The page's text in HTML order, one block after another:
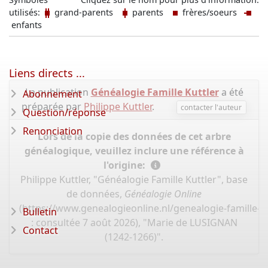
utilisés:
grand-parents parents
frères/soeurs
enfants
La publication Généalogie Famille Kuttlera été
préparée par Philippe Kuttler. contacter l'auteur
Lors de la copie des données de cet arbre
généalogique, veuillez inclure une référence à
l'origine:
Philippe Kuttler, "Généalogie Famille Kuttler", base
de données, Généalogie Online
(https://www.genealogieonline.nl/genealogie-famille-
: consultée 7 août 2026), "Marie de LUSIGNAN
(1242-1266)".
Liens directs ...
Abonnement
Question/réponse
Renonciation
Bulletin
Contact